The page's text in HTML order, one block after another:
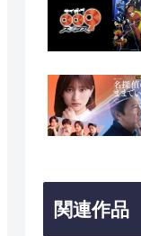
関連作品